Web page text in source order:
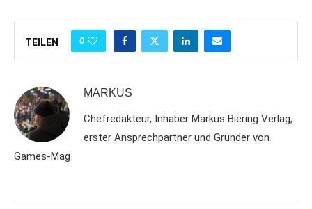
TEILEN 0
MARKUS
Chefredakteur, Inhaber Markus Biering Verlag,
erster Ansprechpartner und Gründer von
Games-Mag